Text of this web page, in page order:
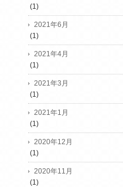
(1)
2021年6月
(1)
2021年4月
(1)
2021年3月
(1)
2021年1月
(1)
2020年12月
(1)
2020年11月
(1)